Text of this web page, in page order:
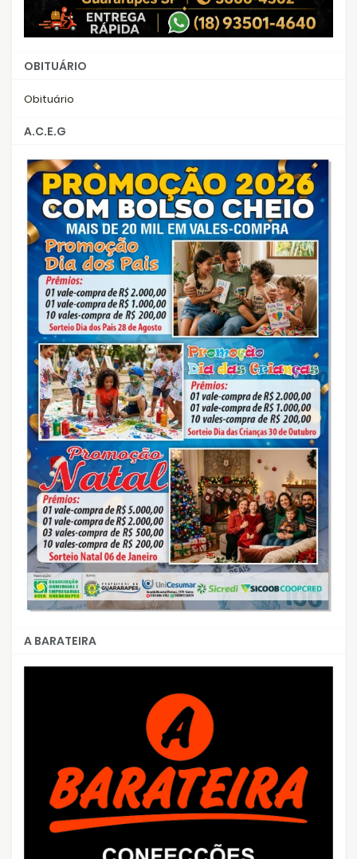
OBITUÁRIO
Obituário
A.C.E.G
A BARATEIRA